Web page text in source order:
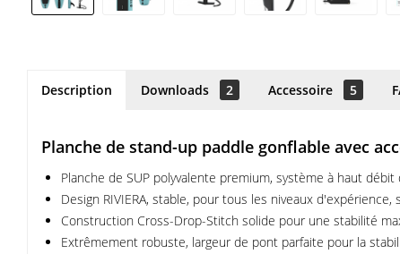
Description Downloads 2 Accessoire 5
Planche de stand-up paddle gonflable avec
Planche de SUP polyvalente premium, système à haut
Design RIVIERA, stable, pour tous les niveaux
Construction Cross-Drop-Stitch solide pour une stabilité
Extrêmement robuste, largeur de pont parfaite pour la